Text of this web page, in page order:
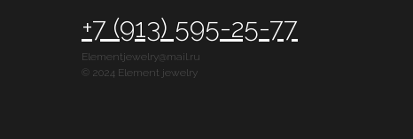
+7 (913) 595-25-77
Elementjewelry@mail.ru
© 2024 Element jewelry